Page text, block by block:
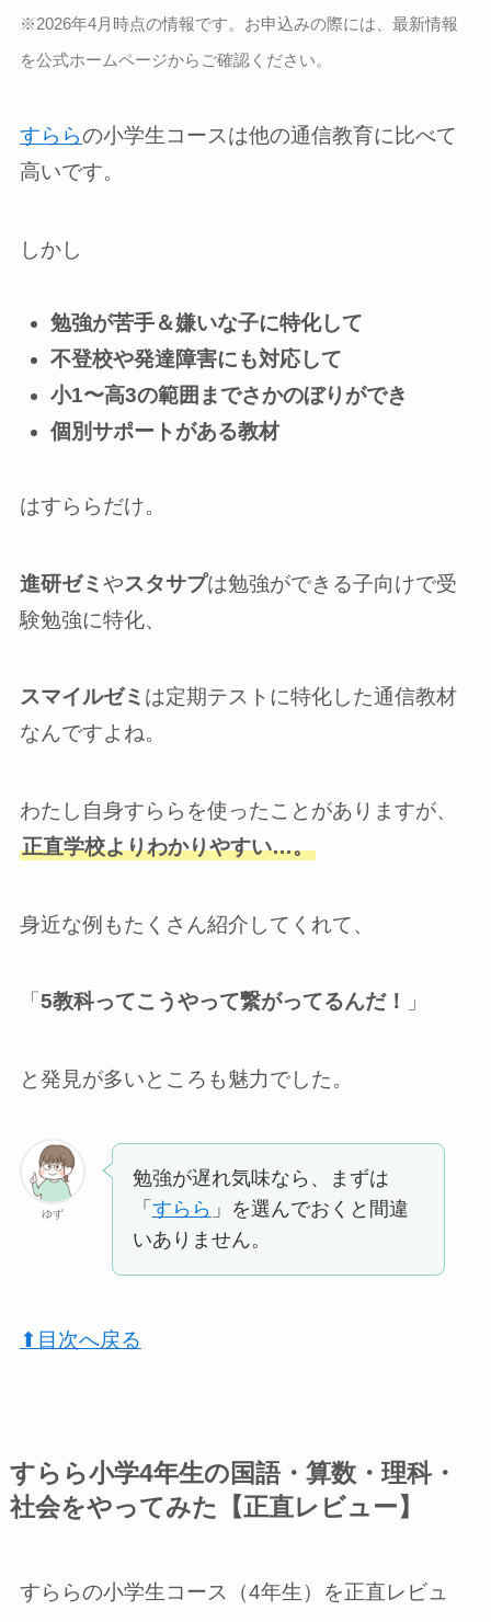
※2026年4月時点の情報です。 お申込みの際には、最新情報
を公式ホームページからご確認ください。
すららの小学生コースは他の通信教育に比べて
高いです。
しかし
勉強が苦手＆嫌いな子に特化して
不登校や発達障害にも対応して
小1〜高3の範囲までさかのぼりができ
個別サポートがある教材
はすららだけ。
進研ゼミ やスタサプは勉強ができる子向けで受
験勉強に特化、
スマイルゼミ は定期テストに特化した通信教材
なんですよね。
わたし自身すららを使ったことがありますが、
正直学校よりわかりやすい…。
身近な例もたくさん紹介してくれて、
「 5教科ってこうやって繋がってるんだ！ 」
と発見が多いところも魅力でした。
ゆず
勉強が遅れ気味なら、まずは
「 すらら 」を選んでおくと間違
いありません。
⬆︎目次へ戻る
すらら小学4年生の国語・算数・理科・
社会をやってみた【正直レビュー】
すららの小学生コース（4年生）を正直レビュ